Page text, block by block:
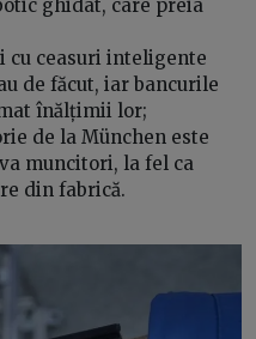
ghidat, care preia
ceasuri inteligente
de făcut, iar bancurile
înălțimii lor;
de la München este
muncitori, la fel ca
din fabrică.